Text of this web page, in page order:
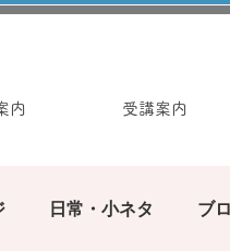
内 受講案内
日常・小ネタ ブ